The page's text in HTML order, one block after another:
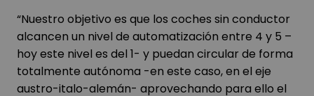
“Nuestro objetivo es que los coches sin conductor
alcancen un nivel de automatización entre 4 y 5 –
hoy este nivel es del 1- y puedan circular de forma
totalmente autónoma -en este caso, en el eje
austro-italo-alemán- aprovechando para ello el